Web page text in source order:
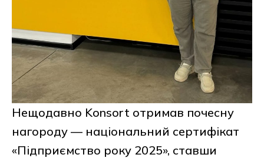
Нещодавно Konsort отримав почесну
нагороду — національний сертифікат
«Підприємство року 2025», ставши